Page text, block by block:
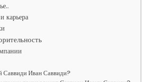
карьера
Саввиди Иван Саввиди?